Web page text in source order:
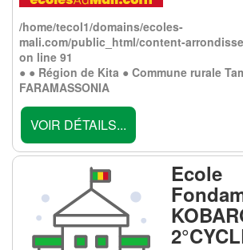
/home/tecol1/domains/ecoles-
mali.com/public_html/content-
on line 91
● ● Région de Kita ● Commune rurale
FARAMASSONIA
VOIR DÉTAILS...
Ecole